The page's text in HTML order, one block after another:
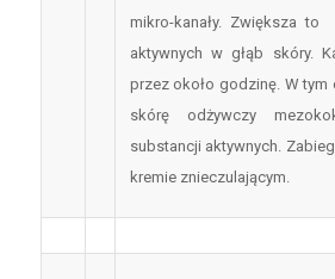
mikro-kanały. Zwiększa to
aktywnych w głąb skóry.
przez około godzinę. W tym
skórę odżywczy
substancji aktywnych.
kremie znieczulającym.